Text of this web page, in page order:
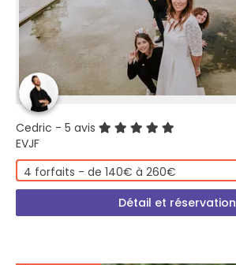
Cedric - 5 avis
EVJF
4 forfaits - de 140€ à 260€
Détail et réservation